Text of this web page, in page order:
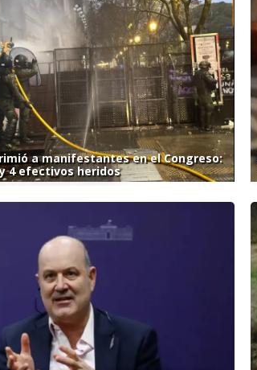
a manifestantes en el Congreso:
4 efectivos heridos